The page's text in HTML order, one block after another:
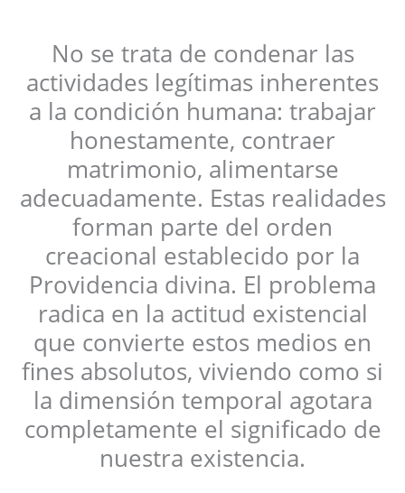
No se trata de condenar las
actividades legítimas inherentes
a la condición humana: trabajar
honestamente, contraer
matrimonio, alimentarse
adecuadamente. Estas realidades
forman parte del orden
creacional establecido por la
Providencia divina. El problema
radica en la actitud existencial
que convierte estos medios en
fines absolutos, viviendo como si
la dimensión temporal agotara
completamente el significado de
nuestra existencia.